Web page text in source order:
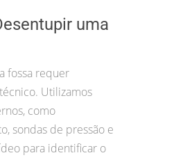
uma
fossa requer
Utilizamos
como
sondas de pressão e
para identificar o